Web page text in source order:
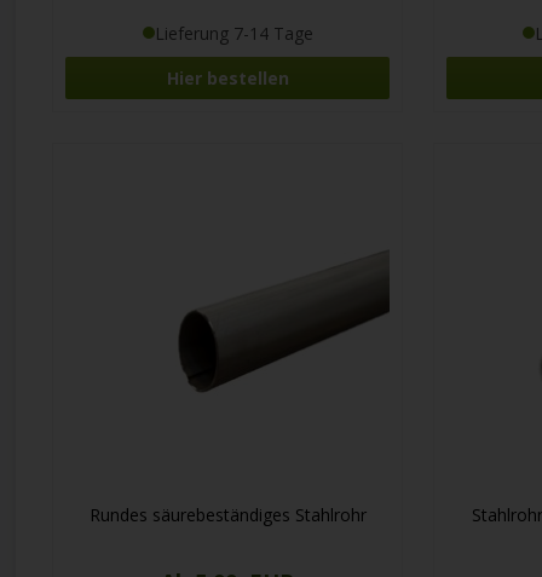
Lieferung 7-14 Tage
Hier bestellen
Rundes säurebeständiges Stahlrohr